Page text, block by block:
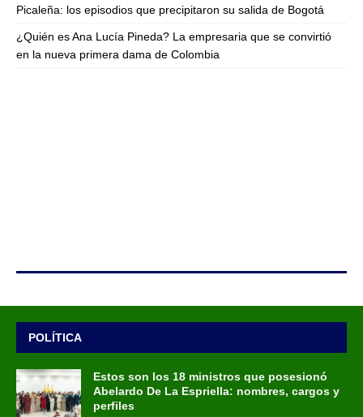
Picaleña: los episodios que precipitaron su salida de Bogotá
¿Quién es Ana Lucía Pineda? La empresaria que se convirtió
en la nueva primera dama de Colombia
POLÍTICA
Estos son los 18 ministros que posesionó
Abelardo De La Espriella: nombres, cargos y
perfiles